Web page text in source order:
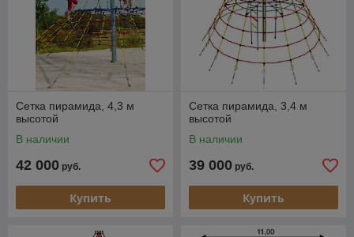
Сетка пирамида, 4,3 м
высотой
В наличии
42 000 руб.
Купить
Сетка пирамида, 3,4 м
высотой
В наличии
39 000 руб.
Купить